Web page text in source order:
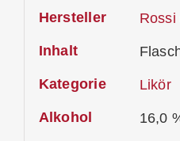
Hersteller Rossi
Inhalt
Kategorie Likör
Alkohol 16,0